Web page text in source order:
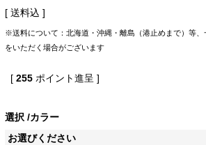
送料込
※送料について：北海道・沖縄・離島（港止めまで）等
をいただく場合がございます
[ 255 ポイント進呈 ]
選択 カラー
お選びください